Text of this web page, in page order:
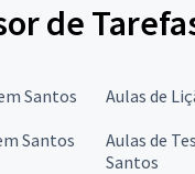
de
Santos Aulas de
Santos
Aulas de
Santos